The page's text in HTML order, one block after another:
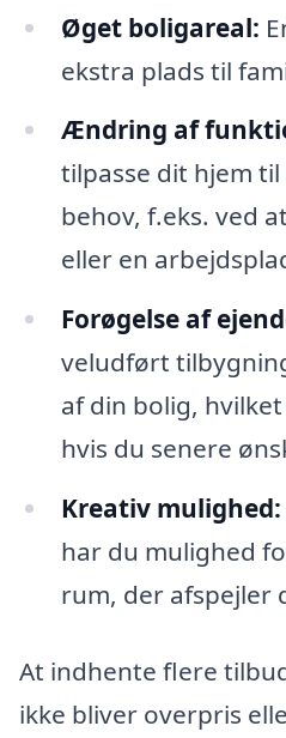
Øget boligareal:
ekstra plads til
Ændring af
tilpasse dit hjem
behov, f.eks. ved
eller en
Forøgelse af
veludført
af din bolig,
hvis du senere
Kreativ mulighed:
har du mulighed
rum, der afspejler
At indhente flere
ikke bliver overpris